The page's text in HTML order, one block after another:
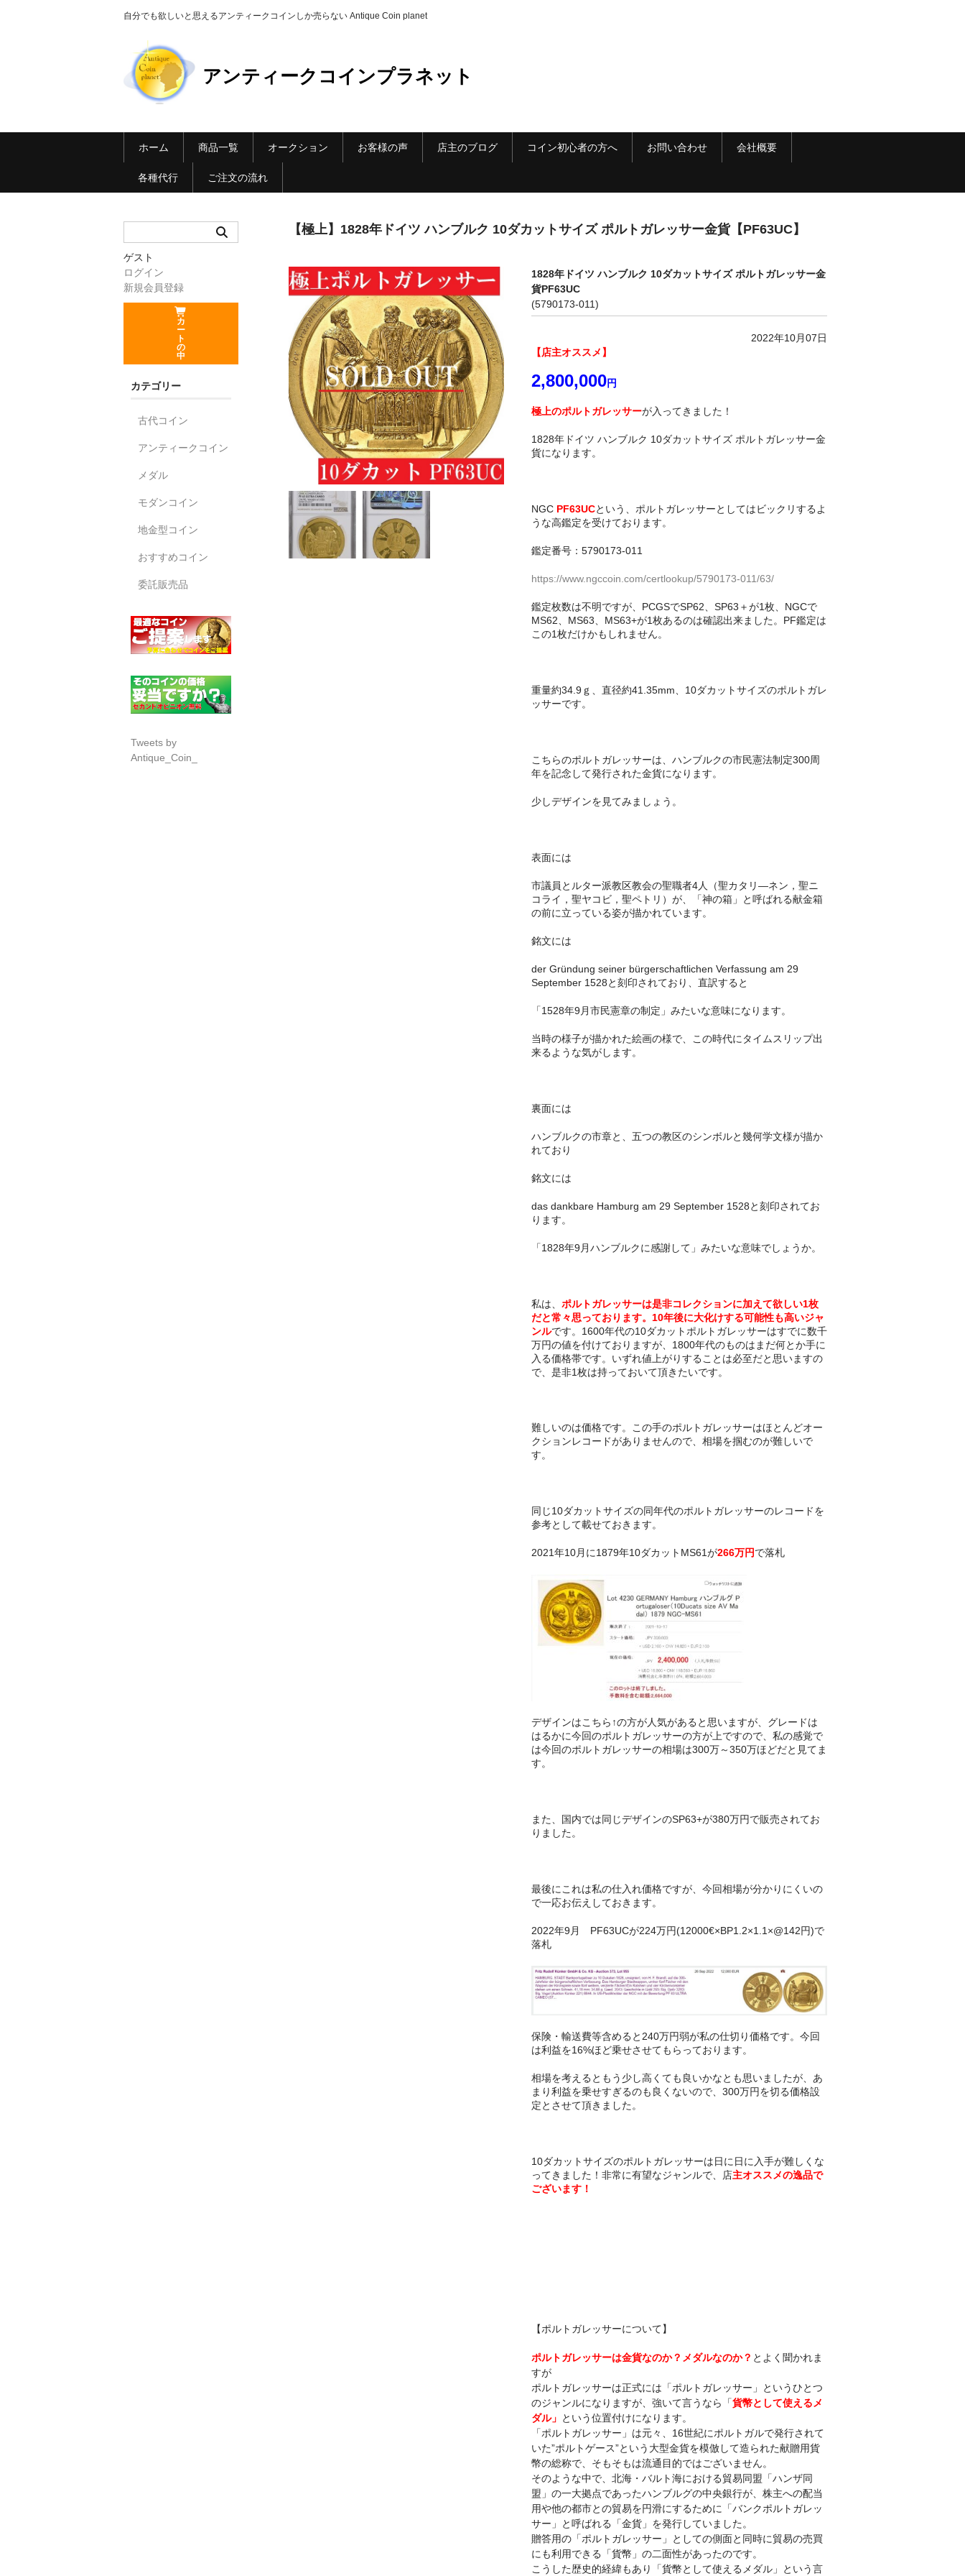
自分でも欲しいと思えるアンティークコインしか売らない Antique Coin planet
アンティークコインプラネット
ホーム 商品一覧 オークション お客様の声 店主のブログ コイン初心者の方へ お問い合わせ 会社概要
各種代行 ご注文の流れ
ゲスト
ログイン
新規会員登録
カ
ー
ト
の
中
カテゴリー
古代コイン
アンティークコイン
メダル
モダンコイン
地金型コイン
おすすめコイン
委託販売品
Tweets by
Antique_Coin_
【極上】1828年ドイツ ハンブルク 10ダカットサイズ ポルトガレッサー金貨【PF63UC】
1828年ドイツ ハンブルク 10ダカットサイズ ポルトガレッサー金
貨PF63UC
(5790173-011)
2022年10月07日
【店主オススメ】
2,800,000円
極上のポルトガレッサーが入ってきました！
1828年ドイツ ハンブルク 10ダカットサイズ ポルトガレッサー金
貨になります。
NGC PF63UCという、ポルトガレッサーとしてはビックリするよ
うな高鑑定を受けております。
鑑定番号：5790173-011
https://www.ngccoin.com/certlookup/5790173-011/63/
鑑定枚数は不明ですが、PCGSでSP62、SP63＋が1枚、NGCで
MS62、MS63、MS63+が1枚あるのは確認出来ました。PF鑑定は
この1枚だけかもしれません。
重量約34.9ｇ、直径約41.35mm、10ダカットサイズのポルトガレ
ッサーです。
こちらのポルトガレッサーは、ハンブルクの市民憲法制定300周
年を記念して発行された金貨になります。
少しデザインを見てみましょう。
表面には
市議員とルター派教区教会の聖職者4人（聖カタリ―ネン，聖ニ
コライ，聖ヤコビ，聖ペトリ）が、「神の箱」と呼ばれる献金箱
の前に立っている姿が描かれています。
銘文には
der Gründung seiner bürgerschaftlichen Verfassung am 29
September 1528と刻印されており、直訳すると
「1528年9月市民憲章の制定」みたいな意味になります。
当時の様子が描かれた絵画の様で、この時代にタイムスリップ出
来るような気がします。
裏面には
ハンブルクの市章と、五つの教区のシンボルと幾何学文様が描か
れており
銘文には
das dankbare Hamburg am 29 September 1528と刻印されてお
ります。
「1828年9月ハンブルクに感謝して」みたいな意味でしょうか。
私は、 ポルトガレッサーは是非コレクションに加えて欲しい1枚
だと常々思っております。10年後に大化けする可能性も高いジャ
ンルです。1600年代の10ダカットポルトガレッサーはすでに数千
万円の値を付けておりますが、1800年代のものはまだ何とか手に
入る価格帯です。いずれ値上がりすることは必至だと思いますの
で、是非1枚は持っておいて頂きたいです。
難しいのは価格です。この手のポルトガレッサーはほとんどオー
クションレコードがありませんので、相場を掴むのが難しいで
す。
同じ10ダカットサイズの同年代のポルトガレッサーのレコードを
参考として載せておきます。
2021年10月に1879年10ダカットMS61が266万円で落札
デザインはこちら↑の方が人気があると思いますが、グレードは
はるかに今回のポルトガレッサーの方が上ですので、私の感覚で
は今回のポルトガレッサーの相場は300万～350万ほどだと見てま
す。
また、国内では同じデザインのSP63+が380万円で販売されてお
りました。
最後にこれは私の仕入れ価格ですが、今回相場が分かりにくいの
で一応お伝えしておきます。
2022年9月 PF63UCが224万円(12000€×BP1.2×1.1×@142円)で
落札
保険・輸送費等含めると240万円弱が私の仕切り価格です。今回
は利益を16%ほど乗せさせてもらっております。
相場を考えるともう少し高くても良いかなとも思いましたが、あ
まり利益を乗せすぎるのも良くないので、300万円を切る価格設
定とさせて頂きました。
10ダカットサイズのポルトガレッサーは日に日に入手が難しくな
ってきました！非常に有望なジャンルで、店主オススメの逸品で
ございます！
【ポルトガレッサーについて】
ポルトガレッサーは金貨なのか？メダルなのか？ とよく聞かれま
すが
ポルトガレッサーは正式には「ポルトガレッサー」というひとつ
のジャンルになりますが、強いて言うなら「貨幣として使えるメ
ダル」 という位置付けになります。
「ポルトガレッサー」は元々、 16世紀にポルトガルで発行されて
いた”ポルトゲース”という大型金貨を模倣して造られた献贈用貨
幣の総称で、そもそもは流通目的ではございません。
そのような中で、北海・バルト海における貿易同盟「ハンザ同
盟」 の一大拠点であったハンブルグの中央銀行が、株主への配当
用や他の都市との貿易を円滑にするために「バンクポルトガレッ
サー」と呼ばれる「金貨」 を発行していました。
贈答用の「ポルトガレッサー」としての側面と同時に貿易の売買
にも利用できる「貨幣」の二面性があったのです。
こうした歴史的経緯もあり「貨幣として使えるメダル」
という言